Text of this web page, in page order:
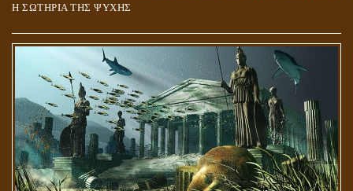
Η ΣΩΤΗΡΙΑ ΤΗΣ ΨΥΧΗΣ